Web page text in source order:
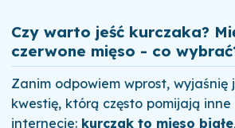
Czy warto jeść kurczaka?
czerwone mięso - co
Zanim odpowiem wprost, wyjaśnię
kwestię, którą często pomijają inne
internecie: kurczak to mięso